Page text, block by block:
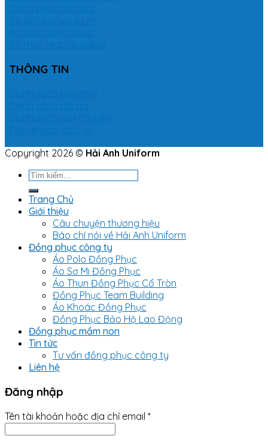
THÔNG TIN
Copyright 2026 © Hải Anh Uniform
Tìm
kiếm:
Trang Chủ
Giới thiệu
Câu chuyện thương hiệu
Báo chí nói về Hải Anh Uniform
Đồng phục công ty
Áo Polo Đồng Phục
Áo Sơ Mi Đồng Phục
Áo Thun Đồng Phục Cổ Tròn
Đồng Phục Team Building
Áo Khoác Đồng Phục
Đồng Phục Bảo Hộ Lao Động
Đồng phục mầm non
Tin tức
Tư vấn đồng phục công ty
Liên hệ
Đăng nhập
Tên tài khoản hoặc địa chỉ email *